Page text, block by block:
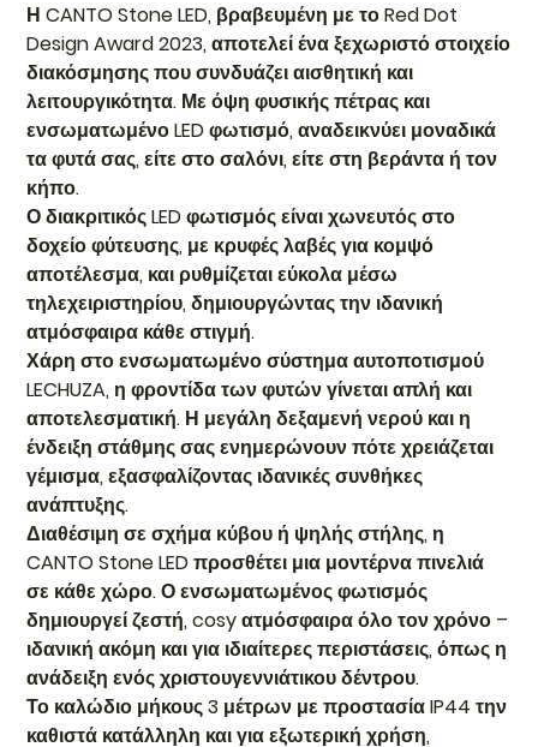
Η CANTO Stone LED, βραβευμένη με το Red Dot
Design Award 2023, αποτελεί ένα ξεχωριστό στοιχείο
διακόσμησης που συνδυάζει αισθητική και
λειτουργικότητα. Με όψη φυσικής πέτρας και
ενσωματωμένο LED φωτισμό, αναδεικνύει μοναδικά
τα φυτά σας, είτε στο σαλόνι, είτε στη βεράντα ή τον
κήπο.
Ο διακριτικός LED φωτισμός είναι χωνευτός στο
δοχείο φύτευσης, με κρυφές λαβές για κομψό
αποτέλεσμα, και ρυθμίζεται εύκολα μέσω
τηλεχειριστηρίου, δημιουργώντας την ιδανική
ατμόσφαιρα κάθε στιγμή.
Χάρη στο ενσωματωμένο σύστημα αυτοποτισμού
LECHUZA, η φροντίδα των φυτών γίνεται απλή και
αποτελεσματική. Η μεγάλη δεξαμενή νερού και η
ένδειξη στάθμης σας ενημερώνουν πότε χρειάζεται
γέμισμα, εξασφαλίζοντας ιδανικές συνθήκες
ανάπτυξης.
Διαθέσιμη σε σχήμα κύβου ή ψηλής στήλης, η
CANTO Stone LED προσθέτει μια μοντέρνα πινελιά
σε κάθε χώρο. Ο ενσωματωμένος φωτισμός
δημιουργεί ζεστή, cosy ατμόσφαιρα όλο τον χρόνο –
ιδανική ακόμη και για ιδιαίτερες περιστάσεις, όπως η
ανάδειξη ενός χριστουγεννιάτικου δέντρου.
Το καλώδιο μήκους 3 μέτρων με προστασία IP44 την
καθιστά κατάλληλη και για εξωτερική χρήση,